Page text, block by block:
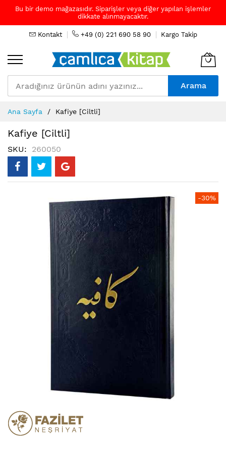
Bu bir demo mağazasıdır. Siparişler veya diğer yapılan işlemler
dikkate alınmayacaktır.
Kontakt +49 (0) 221 690 58 90 Kargo Takip
Arama
to
Content
Ana Sayfa Kafiye [Ciltli]
Kafiye [Ciltli]
SKU 260050
galerisinin
başına
-30%